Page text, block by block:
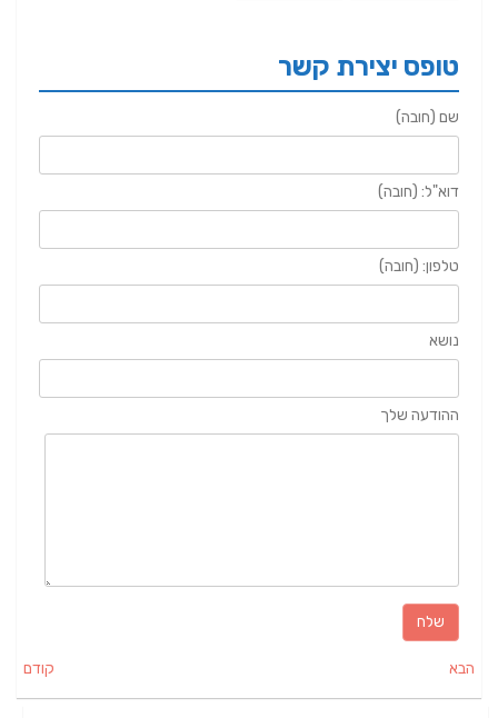
טופס יצירת קשר
שם (חובה)
דוא"ל: (חובה)
טלפון: (חובה)
נושא
ההודעה שלך
קודם הבא